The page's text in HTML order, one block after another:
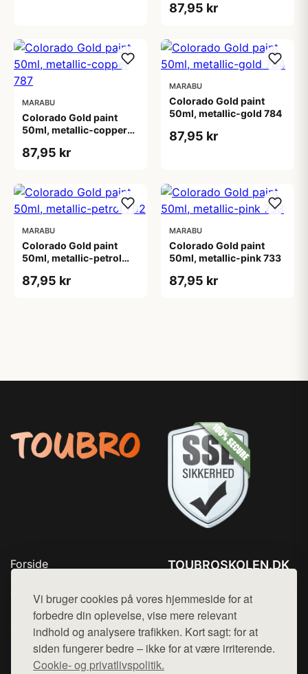
Vi bruger cookies på vores hjemmeside for at
forbedre din oplevelse, vise mere relevant
indhold og analysere trafikken. Kort sagt: for at
siden fungerer bedre – ikke for at være irriterende.
Cookie- og privatlivspolitik.
87,95 kr
MARABU
Colorado Gold paint
50ml, metallic-copper
87,95 kr
MARABU
Colorado Gold paint
50ml, metallic-gold 784
87,95 kr
MARABU
Colorado Gold paint
50ml, metallic-petrol
87,95 kr
MARABU
Colorado Gold paint
50ml, metallic-pink 733
87,95 kr
Forside
Top Rabatter
Blog
Kontakt
TOUBROSKOLEN.DK
Mail: hej@want.dk
Cookie- og privatlivspolitik